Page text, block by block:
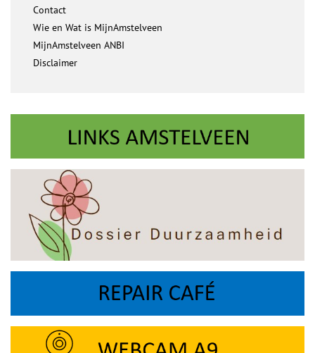
Contact
Wie en Wat is MijnAmstelveen
MijnAmstelveen ANBI
Disclaimer